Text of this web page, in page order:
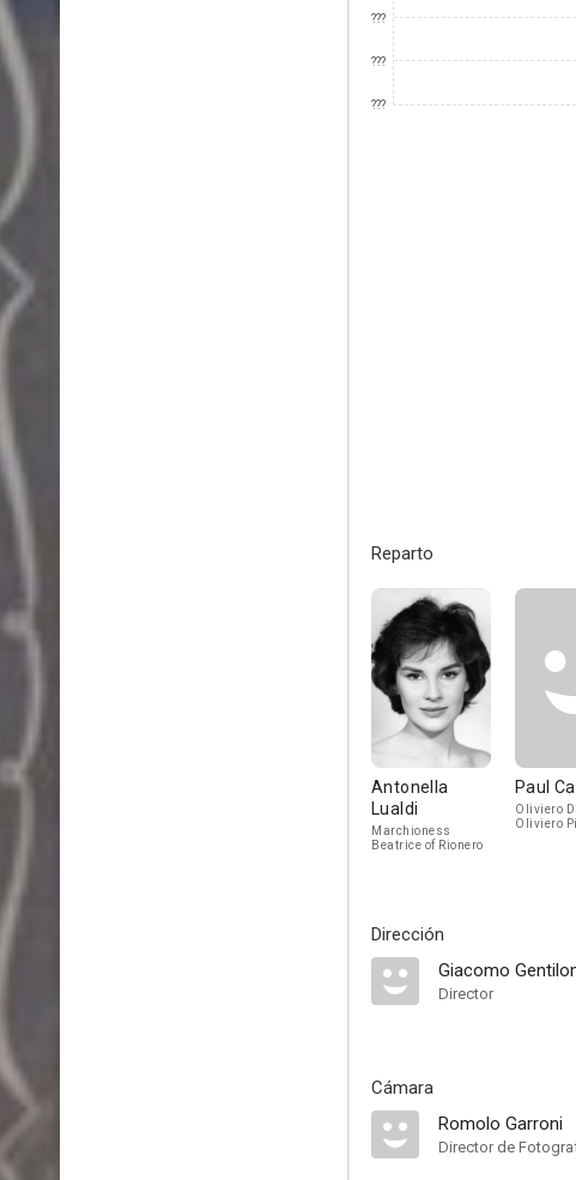
???
???
???
Reparto
Antonella
Lualdi
Marchioness
Beatrice of Rionero
Paul
Oliviero
Oliviero
Dirección
Giacomo
Director
Cámara
Romolo Garroni
Director de